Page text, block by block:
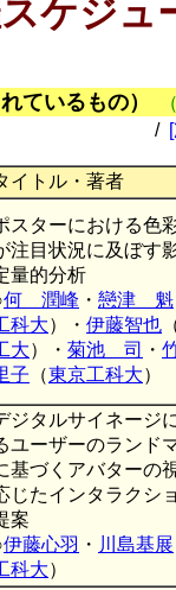
ケジュ
ているもの）
/
イトル・著者
スターにおける色
注目状況に及ぼす
量的分析
何 潤峰 ・ 戀津 魁
科大）・ 伊藤智也
大）・ 菊池 司 ・
子 （東京工科大）
ジタルサイネージ
ユーザーのランド
基づくアバターの
じたインタラクシ
案
伊藤心羽 ・ 川島基展
科大）